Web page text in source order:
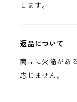
します。
返品について
商品に欠陥があ
応じません。